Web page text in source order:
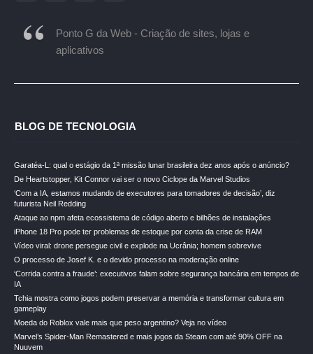
Ponto G da Web - Criação de sites, lojas e
aplicativos
BLOG DE TECNOLOGIA
Garatéa-L: qual o estágio da 1ª missão lunar brasileira dez anos após o anúncio?
De Heartstopper, Kit Connor vai ser o novo Ciclope da Marvel Studios
‘Com a IA, estamos mudando de executores para tomadores de decisão’, diz
futurista Neil Redding
Ataque ao npm afeta ecossistema de código aberto e bilhões de instalações
iPhone 18 Pro pode ter problemas de estoque por conta da crise de RAM
Vídeo viral: drone persegue civil e explode na Ucrânia; homem sobrevive
O processo de Josef K. e o devido processo na moderação online
‘Corrida contra a fraude’: executivos falam sobre segurança bancária em tempos de
IA
Tchia mostra como jogos podem preservar a memória e transformar cultura em
gameplay
Moeda do Roblox vale mais que peso argentino? Veja no vídeo
Marvel’s Spider-Man Remastered e mais jogos da Steam com até 90% OFF na
Nuuvem